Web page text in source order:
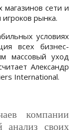
магазинов сети и
рынка.
условиях
всех бизнес-
массовый уход
Александр
International.
компании
анализ своих